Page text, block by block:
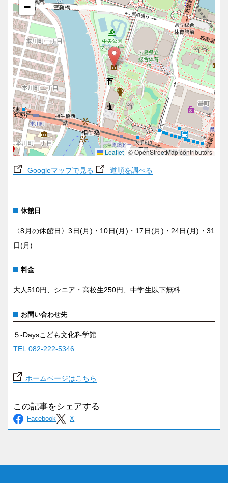
−
Leaflet| © OpenStreetMap contributors
Googleマップで見る 道順を調べる
休館日
〈8月の休館日〉3日(月)・10日(月)・17日(月)・24日(月)・31
日(月)
料金
大人510円、シニア・高校生250円、中学生以下無料
お問い合わせ先
５-Daysこども文化科学館
TEL.082-222-5346
ホームページはこちら